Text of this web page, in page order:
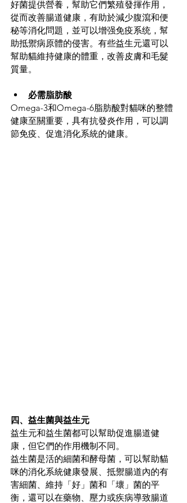
好菌提供營養，幫助它們繁殖發揮作用，
從而改善腸道健康，有助於減少腹瀉和便
秘等消化問題，並可以增强免疫系统，幫
助抵禦病原體的侵害。有些益生元還可以
幫助貓維持健康的體重，改善皮膚和毛髮
質量。
必需脂肪酸
Omega-3和Omega-6脂肪酸對貓咪的整體
健康至關重要，具有抗發炎作用，可以調
節免疫、促進消化系統的健康。
四、益生菌與益生元
益生元和益生菌都可以幫助促進腸道健
康，但它們的作用機制不同。
益生菌是活的細菌和酵母菌，可以幫助貓
咪的消化系統健康發展、抵禦腸道內的有
害細菌、維持「好」菌和「壞」菌的平
衡，還可以在藥物、壓力或疾病導致腸道